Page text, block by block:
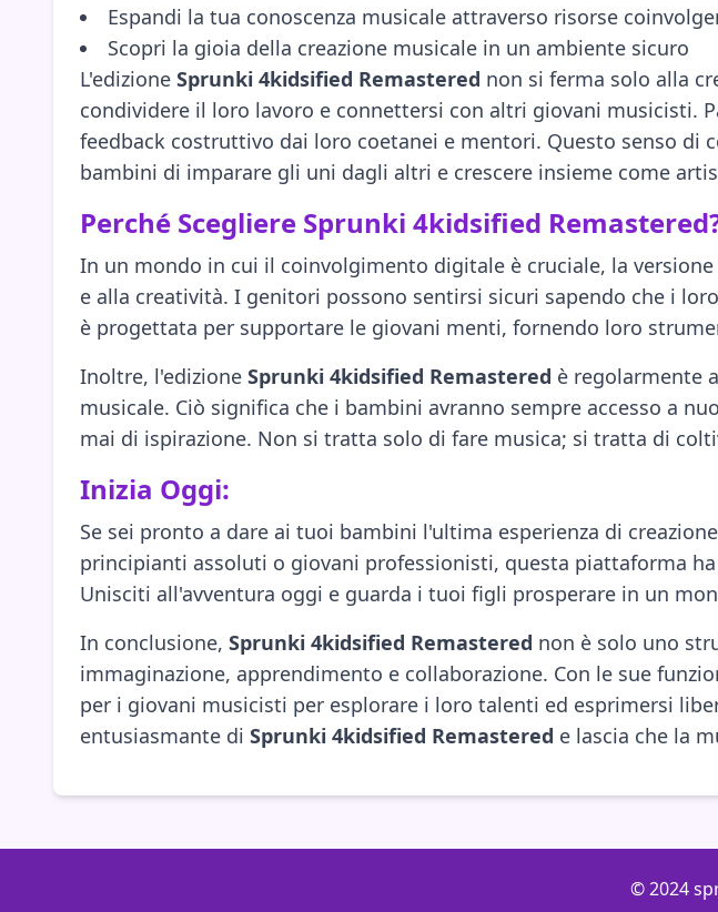
Espandi la tua conoscenza musicale attraverso risorse
Scopri la gioia della creazione musicale in un ambiente sicuro
L'edizione Sprunki 4kidsified Remastered non si ferma solo alla
condividere il loro lavoro e connettersi con altri giovani musicisti.
feedback costruttivo dai loro coetanei e mentori. Questo senso
bambini di imparare gli uni dagli altri e crescere insieme come
Perché Scegliere Sprunki 4kidsified
In un mondo in cui il coinvolgimento digitale è cruciale, la versione
e alla creatività. I genitori possono sentirsi sicuri sapendo che i
è progettata per supportare le giovani menti, fornendo loro
Inoltre, l'edizione Sprunki 4kidsified Remastered è regolarmente
musicale. Ciò significa che i bambini avranno sempre accesso a
mai di ispirazione. Non si tratta solo di fare musica; si tratta di
Inizia Oggi:
Se sei pronto a dare ai tuoi bambini l'ultima esperienza di
principianti assoluti o giovani professionisti, questa piattaforma
Unisciti all'avventura oggi e guarda i tuoi figli prosperare in un
In conclusione, Sprunki 4kidsified Remastered non è solo uno
immaginazione, apprendimento e collaborazione. Con le sue
per i giovani musicisti per esplorare i loro talenti ed esprimersi
entusiasmante di Sprunki 4kidsified Remastered e lascia che la
© 2024